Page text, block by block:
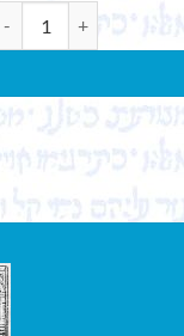
COHEN, HERMANN.